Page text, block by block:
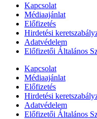
Kapcsolat
Médiaajánlat
Előfizetés
Hirdetési
Adatvédelem
Előfizetői Általános
Kapcsolat
Médiaajánlat
Előfizetés
Hirdetési
Adatvédelem
Előfizetői Általános